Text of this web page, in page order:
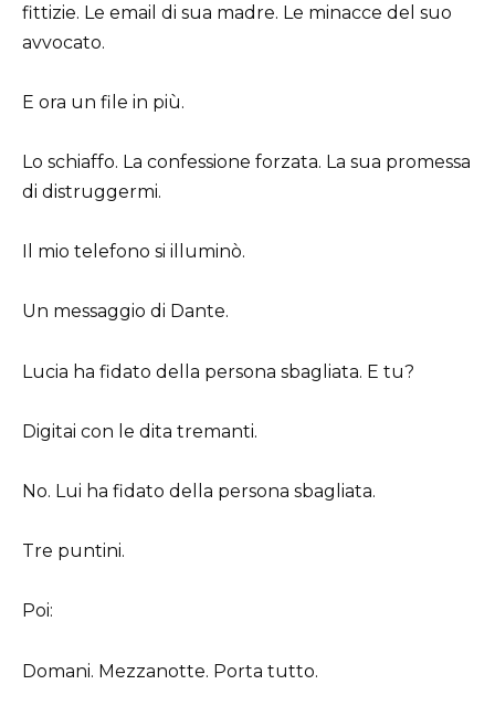
fittizie. Le email di sua madre. Le minacce del suo
avvocato.
E ora un file in più.
Lo schiaffo. La confessione forzata. La sua promessa
di distruggermi.
Il mio telefono si illuminò.
Un messaggio di Dante.
Lucia ha fidato della persona sbagliata. E tu?
Digitai con le dita tremanti.
No. Lui ha fidato della persona sbagliata.
Tre puntini.
Poi:
Domani. Mezzanotte. Porta tutto.